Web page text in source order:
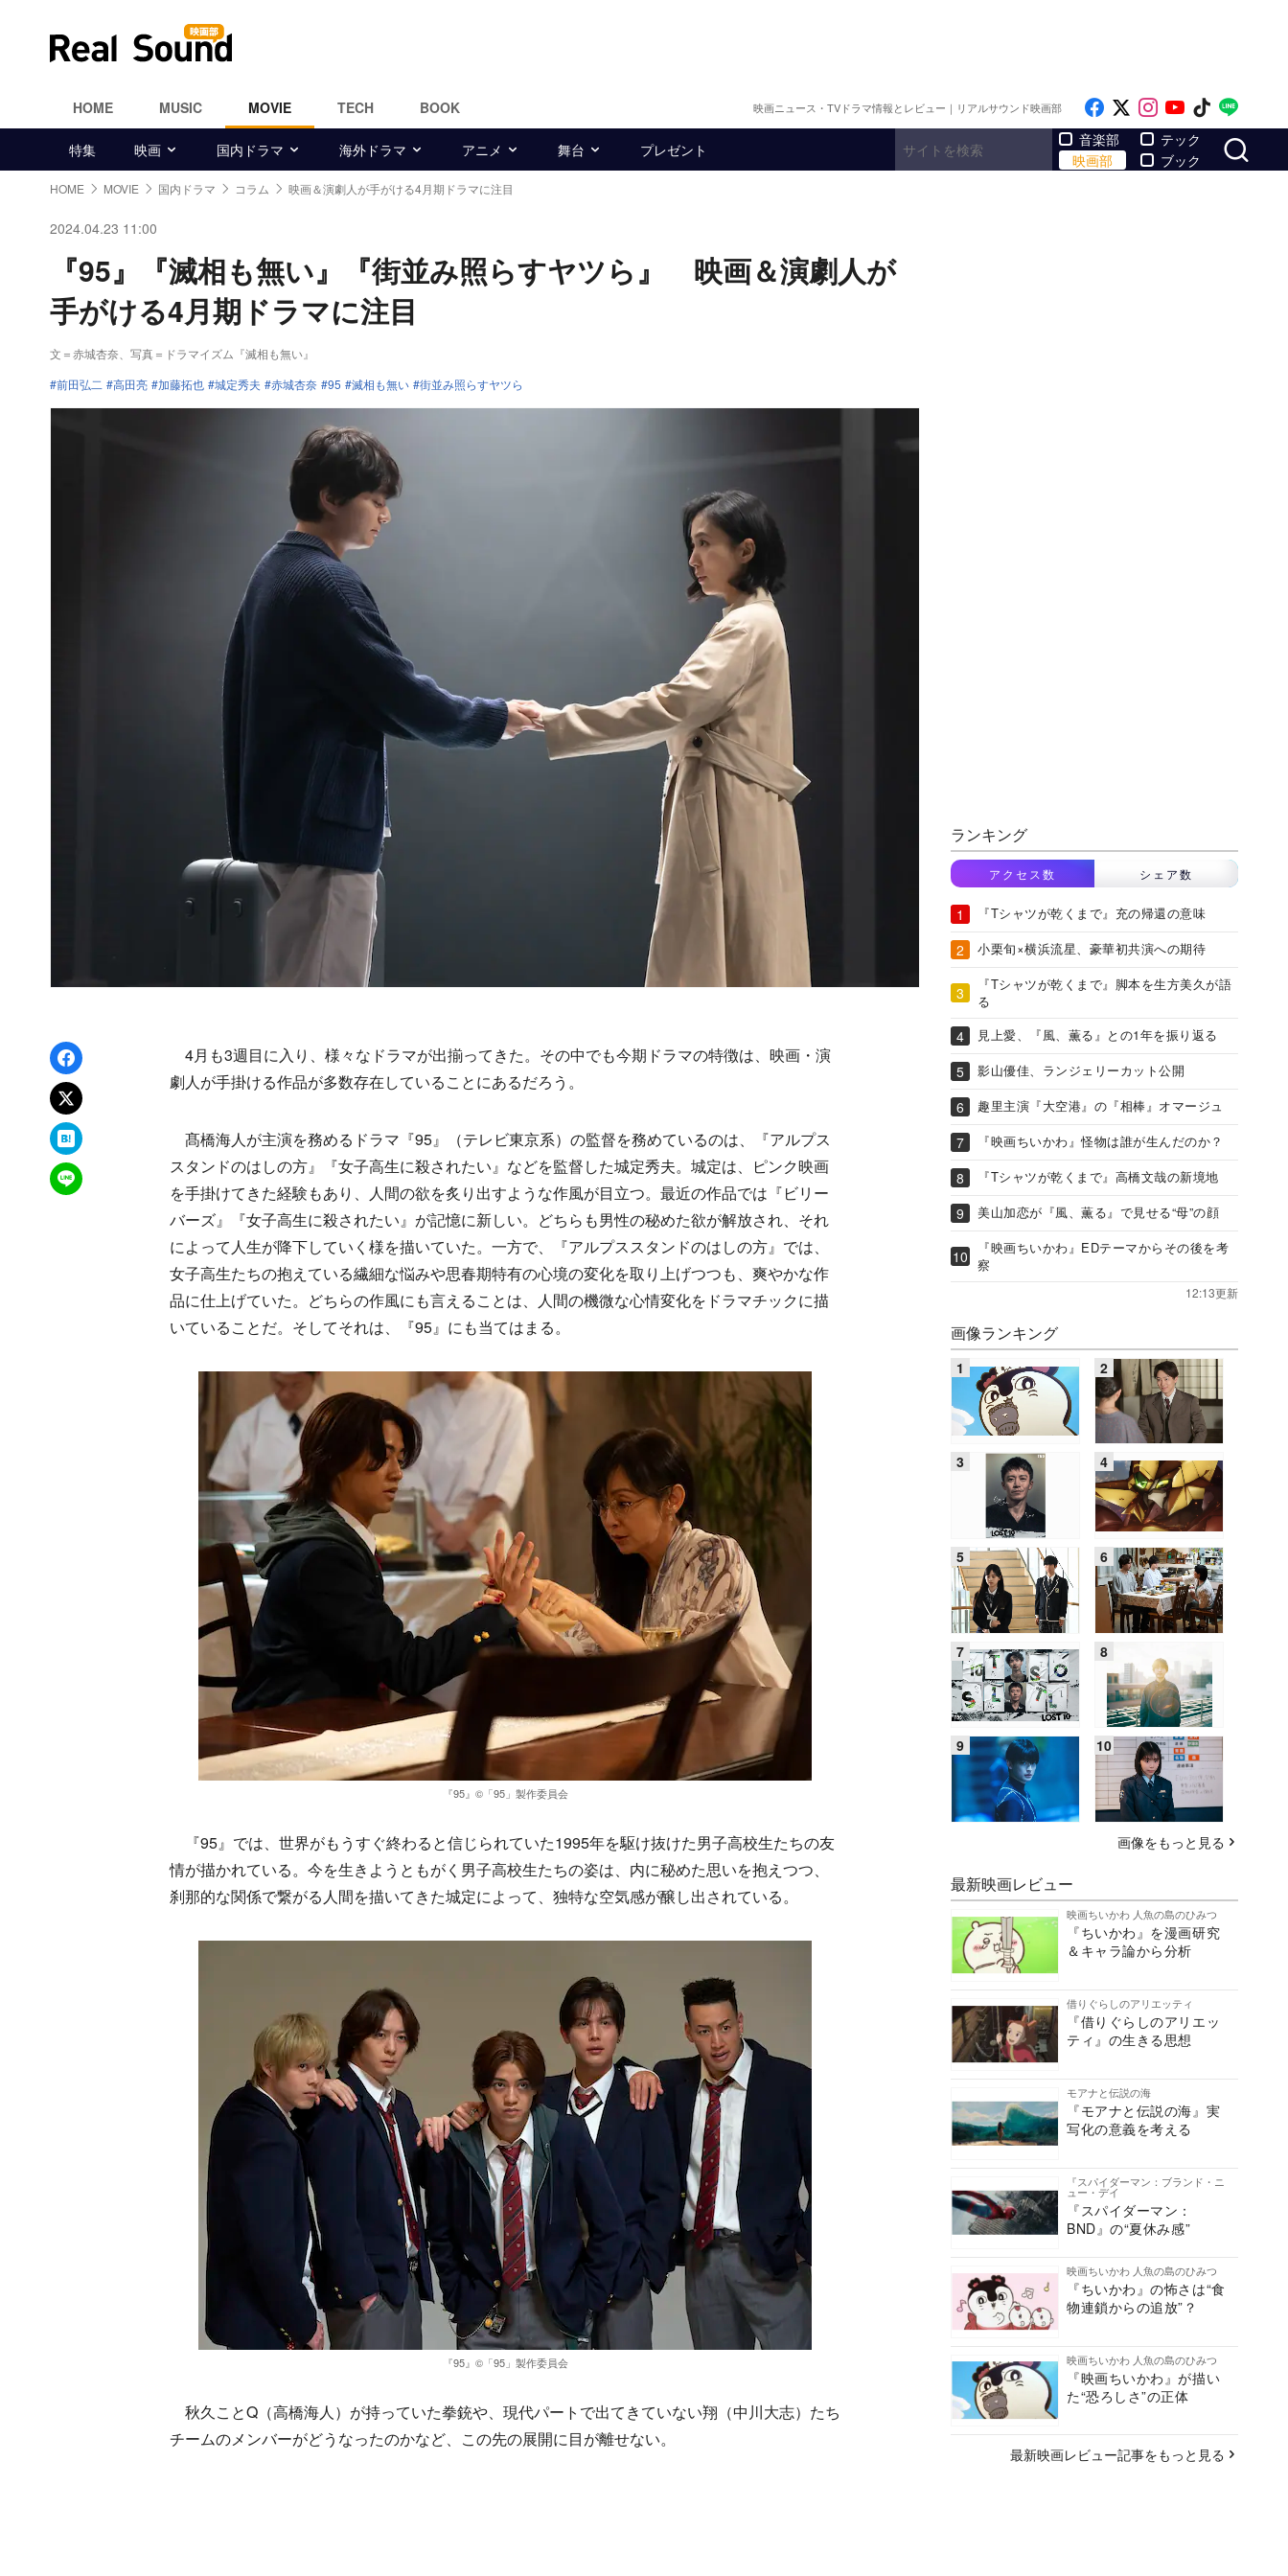
HOME MUSIC MOVIE TECH BOOK 映画ニュース・TVドラマ情報とレビュー｜リアルサウンド映画部 Like on Facebook
Follow on x
Follow on
Follow on
Follow
特集 映画 国内ドラマ 海外ドラマ アニメ 舞台 プレゼント
音楽部
映画部
テック
ブック
HOME MOVIE 国内ドラマ コラム 映画＆演劇人が手がける4月期ドラマに注目
2024.04.23 11:00
『95』『滅相も無い』『街並み照らすヤツら』 映画＆演劇人が
手がける4月期ドラマに注目
文＝赤城杏奈 、写真＝ドラマイズム『滅相も無い』
前田弘二
高田亮 加藤拓也 城定秀夫 赤城杏奈 95 滅相も無い 街並み照らすヤツら
Facebookでシェア
xでポスト
はてなブックマーク
LINEで送る
4月も3週目に入り、様々なドラマが出揃ってきた。その中でも今期ドラマの特徴は、映画・演
劇人が手掛ける作品が多数存在していることにあるだろう。
髙橋海人が主演を務めるドラマ『95』（テレビ東京系）の監督を務めているのは、『アルプス
スタンドのはしの方』『女子高生に殺されたい』などを監督した城定秀夫。城定は、ピンク映画
を手掛けてきた経験もあり、人間の欲を炙り出すような作風が目立つ。最近の作品では『ビリー
バーズ』『女子高生に殺されたい』が記憶に新しい。どちらも男性の秘めた欲が解放され、それ
によって人生が降下していく様を描いていた。一方で、『アルプススタンドのはしの方』では、
女子高生たちの抱えている繊細な悩みや思春期特有の心境の変化を取り上げつつも、爽やかな作
品に仕上げていた。どちらの作風にも言えることは、人間の機微な心情変化をドラマチックに描
いていることだ。そしてそれは、『95』にも当てはまる。
『95』©︎「95」製作委員会
『95』では、世界がもうすぐ終わると信じられていた1995年を駆け抜けた男子高校生たちの友
情が描かれている。今を生きようともがく男子高校生たちの姿は、内に秘めた思いを抱えつつ、
刹那的な関係で繋がる人間を描いてきた城定によって、独特な空気感が醸し出されている。
『95』©︎「95」製作委員会
秋久ことQ（高橋海人）が持っていた拳銃や、現代パートで出てきていない翔（中川大志）たち
チームのメンバーがどうなったのかなど、この先の展開に目が離せない。
ランキング
アクセス数 シェア数
『Tシャツが乾くまで』充の帰還の意味
小栗旬×横浜流星、豪華初共演への期待
『Tシャツが乾くまで』脚本を生方美久が語
る
見上愛、『風、薫る』との1年を振り返る
影山優佳、ランジェリーカット公開
趣里主演『大空港』の『相棒』オマージュ
『映画ちいかわ』怪物は誰が生んだのか？
『Tシャツが乾くまで』高橋文哉の新境地
美山加恋が『風、薫る』で見せる“母”の顔
『映画ちいかわ』EDテーマからその後を考
察
12:13更新
画像ランキング
画像をもっと見る
最新映画レビュー
映画ちいかわ 人魚の島のひみつ
『ちいかわ』を漫画研究
＆キャラ論から分析
借りぐらしのアリエッティ
『借りぐらしのアリエッ
ティ』の生きる思想
モアナと伝説の海
『モアナと伝説の海』実
写化の意義を考える
『スパイダーマン：ブランド・ニ
ュー・デイ
『スパイダーマン：
BND』の“夏休み感”
映画ちいかわ 人魚の島のひみつ
『ちいかわ』の怖さは“食
物連鎖からの追放”？
映画ちいかわ 人魚の島のひみつ
『映画ちいかわ』が描い
た“恐ろしさ”の正体
最新映画レビュー記事をもっと見る